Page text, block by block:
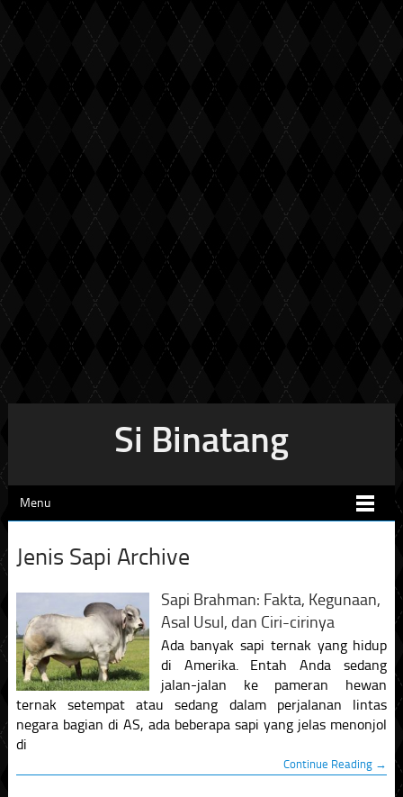
Si Binatang
Menu
Jenis Sapi Archive
Sapi Brahman: Fakta, Kegunaan,
Asal Usul, dan Ciri-cirinya
Ada banyak sapi ternak yang hidup
di Amerika. Entah Anda sedang
jalan-jalan ke pameran hewan
ternak setempat atau sedang dalam perjalanan lintas
negara bagian di AS, ada beberapa sapi yang jelas menonjol
di
Continue Reading →